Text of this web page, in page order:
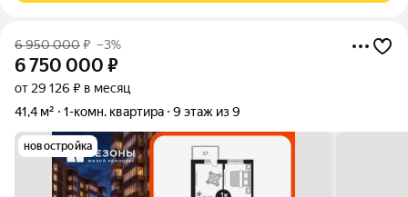
6 950 000₽ –3%
6 750 000 ₽
от 29 126 ₽ в месяц
41,4 м²
1-комн. квартира 9 этаж из 9
новостройка